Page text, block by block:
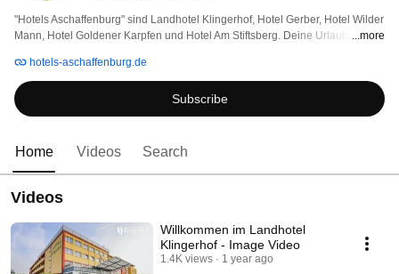
"Hotels Aschaffenburg" sind Landhotel Klingerhof, Hotel Gerber, Hotel Wilder
Mann, Hotel Goldener Karpfen und Hotel Am Stiftsberg. Deine Urlaubs- /
Naturpark Spessart!
...more
hotels-aschaffenburg.de
Subscribe
Home Videos Search
Videos
Willkommen im Landhotel
Klingerhof - Image Video
1.4K views 1 year ago